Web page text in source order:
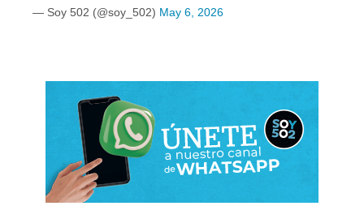
— Soy 502 (@soy_502) May 6, 2026